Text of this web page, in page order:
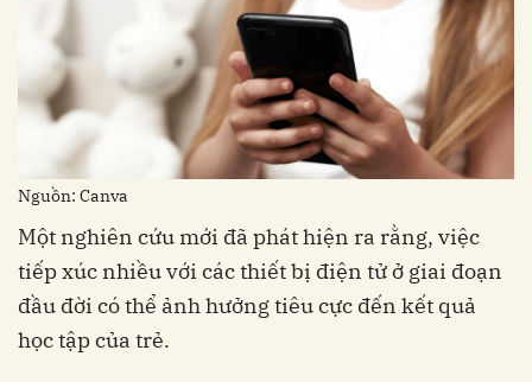
‏Nguồn: Canva
tiếp xúc nhiều với các thiết bị điện tử ở giai đoạn
đầu đời có thể ảnh hưởng tiêu cực đến kết quả